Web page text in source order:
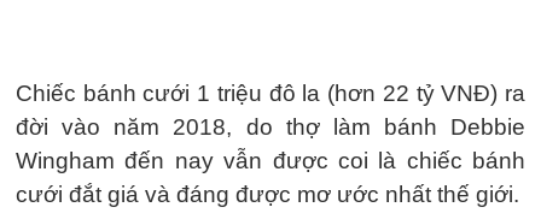
Chiếc bánh cưới 1 triệu đô la (hơn 22 tỷ VNĐ) ra
đời vào năm 2018, do thợ làm bánh Debbie
Wingham đến nay vẫn được coi là chiếc bánh
cưới đắt giá và đáng được mơ ước nhất thế giới.